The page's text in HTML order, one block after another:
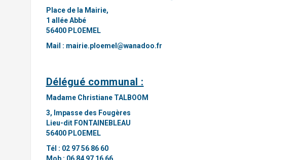
Place de la Mairie,
1 allée Abbé
56400 PLOEMEL
Mail : mairie.ploemel@wanadoo.fr
Délégué communal :
Madame Christiane TALBOOM
3, Impasse des Fougères
Lieu-dit FONTAINEBLEAU
56400 PLOEMEL
Tél : 02 97 56 86 60